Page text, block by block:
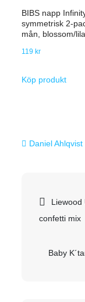
BIBS napp
symmetrisk 2-
mån, blossom/
119kr
Köp produkt
Liewood
confetti mix
Baby